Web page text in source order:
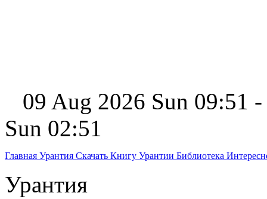
09 Aug 2026 Sun 09:51
Sun 02:51
Главная Урантия Скачать Книгу Урантии Библиотека
Урантия